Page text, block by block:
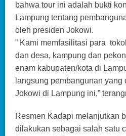
bahwa tour ini adalah bukti
Lampung tentang
oleh presiden Jokowi.
” Kami memfasilitasi para
dan desa, kampung dan
enam kabupaten/kota di
langsung pembangunan
Jokowi di Lampung ini,”
Resmen Kadapi melanjutkan
dilakukan sebagai salah satu